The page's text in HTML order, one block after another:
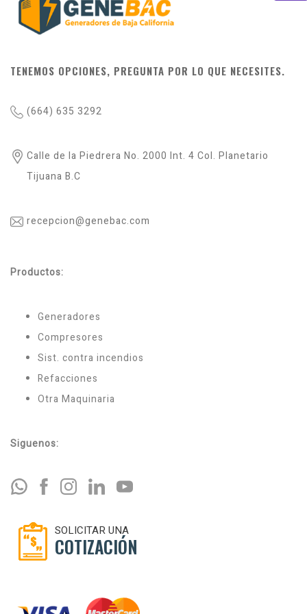
TENEMOS OPCIONES, PREGUNTA POR LO QUE NECESITES.
(664) 635 3292
Calle de la Piedrera No. 2000 Int. 4 Col. Planetario
Tijuana B.C
recepcion@genebac.com
Productos:
Generadores
Compresores
Sist. contra incendios
Refacciones
Otra Maquinaria
Siguenos:
SOLICITAR UNA
COTIZACIÓN